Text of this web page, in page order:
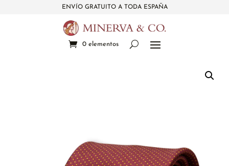
ENVÍO GRATUITO A TODA ESPAÑA
0 elementos